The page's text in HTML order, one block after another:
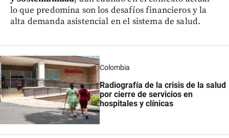
lo que predomina son los desafíos financieros y la
alta demanda asistencial en el sistema de salud.
Colombia
Radiografía de la crisis de la salud
por cierre de servicios en
hospitales y clínicas